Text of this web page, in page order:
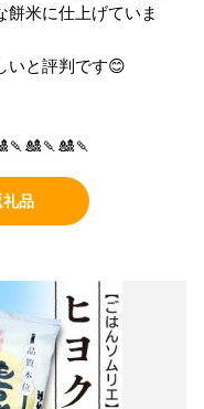
米に仕上げていま
いと評判です😊
品